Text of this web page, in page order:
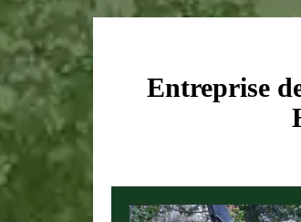
Entreprise